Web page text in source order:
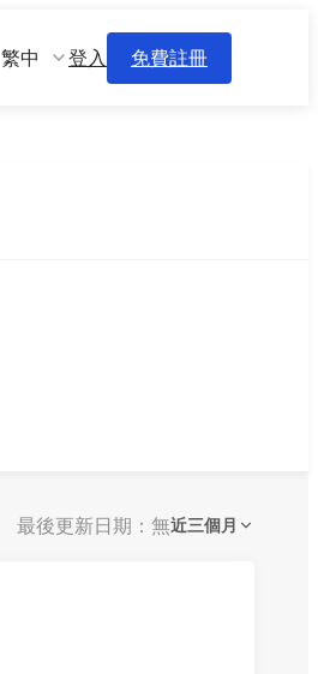
繁中 登入 免費註冊
最後更新日期：無近三個月